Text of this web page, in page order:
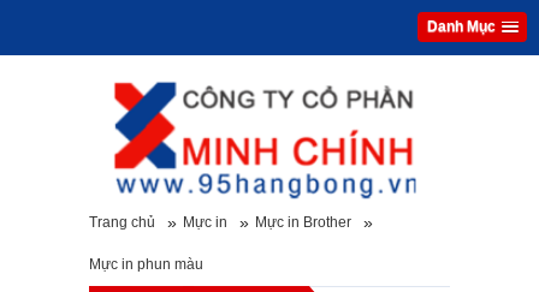
Danh Mục
Trang chủ » Mực in » Mực in Brother »
Mực in phun màu